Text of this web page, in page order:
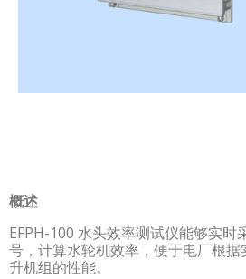
概述
EFPH-100 水头效率测试仪能够实时
号，计算水轮机效率，便于电厂根
升机组的性能。